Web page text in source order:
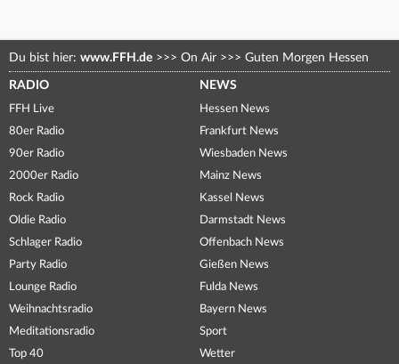
Du bist hier: www.FFH.de >>> On Air >>> Guten Morgen Hessen
RADIO
FFH Live
80er Radio
90er Radio
2000er Radio
Rock Radio
Oldie Radio
Schlager Radio
Party Radio
Lounge Radio
Weihnachtsradio
Meditationsradio
Top 40
NEWS
Hessen News
Frankfurt News
Wiesbaden News
Mainz News
Kassel News
Darmstadt News
Offenbach News
Gießen News
Fulda News
Bayern News
Sport
Wetter